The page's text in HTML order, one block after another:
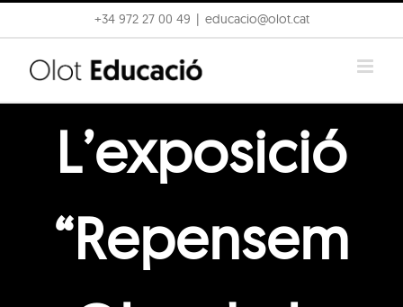
to
content
+34 972 27 00 49 educacio@olot.cat
L’exposició
“Repensem